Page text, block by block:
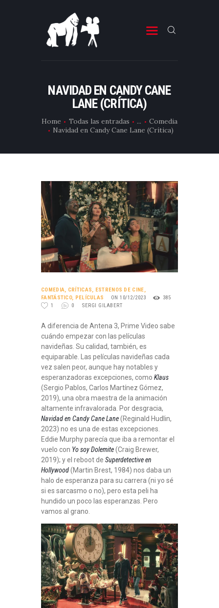
NAVIDAD EN CANDY CANE
LANE (CRÍTICA)
Home Todas las entradas ...
Comedia
Navidad en Candy Cane Lane (Crítica)
ESTRENOS DE TELEVISIÓN
ARTÍCULOS
LISTAS
EQUIPO DE BBK
TÉRMINOS Y CONDICIONES
COMEDIA, CRÍTICAS, ESTRENOS DE CINE,
FANTÁSTICO, PELÍCULAS ON 10/12/2023
385
1
0 SERGI GILABERT
A diferencia de Antena 3, Prime Video sabe
cuándo empezar con las películas
navideñas. Su calidad, también, es
equiparable. Las películas navideñas cada
vez salen peor, aunque hay notables y
esperanzadoras excepciones, como Klaus
(Sergio Pablos, Carlos Martínez Gómez,
2019), una obra maestra de la animación
altamente infravalorada. Por desgracia,
Navidad en Candy Cane Lane(Reginald Hudlin,
2023) no es una de estas excepciones.
Eddie Murphy parecía que iba a remontar el
vuelo con Yo soy Dolemite(Craig Brewer,
2019); y el reboot de Superdetective en
Hollywood(Martin Brest, 1984) nos daba un
halo de esperanza para su carrera (ni yo sé
si es sarcasmo o no), pero esta peli ha
hundido un poco las esperanzas. Pero
vamos al grano.